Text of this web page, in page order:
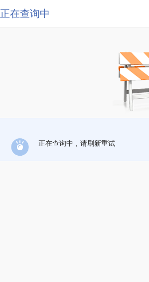
正在查询中
正在查询中，请刷新重试